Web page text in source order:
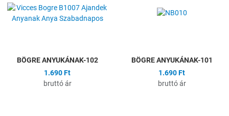
Összehasonlítás
BÖGRE ANYUKÁNAK-102
1.690 Ft
bruttó ár
BÖGRE ANYUKÁNAK-101
1.690 Ft
bruttó ár